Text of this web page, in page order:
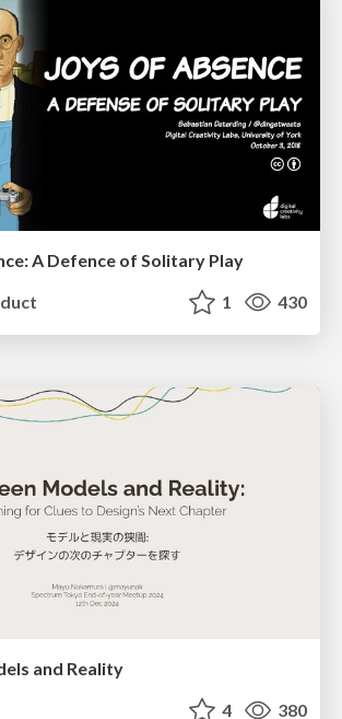
A Defence of Solitary Play
1 430
and Reality
4 380